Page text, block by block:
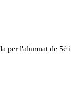
per l'alumnat de 5è i